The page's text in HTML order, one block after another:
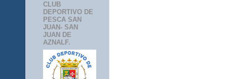
CLUB
DEPORTIVO DE
PESCA SAN
JUAN- SAN
JUAN DE
AZNALF.